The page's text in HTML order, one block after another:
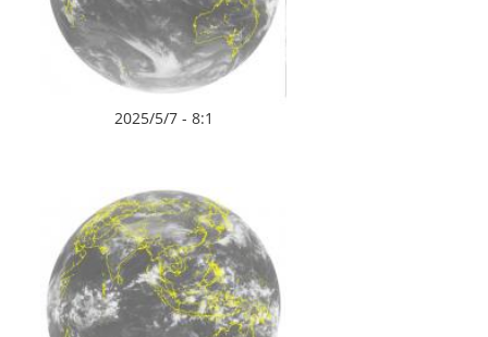
2025/5/7 - 8:1